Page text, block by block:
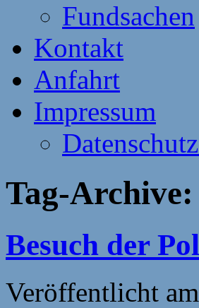
Fundsachen
Kontakt
Anfahrt
Impressum
Tag-Archive:
Besuch der
Veröffentlicht am